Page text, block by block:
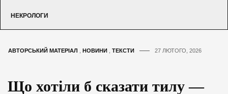
НЕКРОЛОГИ
АВТОРСЬКИЙ МАТЕРІАЛ НОВИНИ ТЕКСТИ 27 ЛЮТОГО, 2026
Що хотіли б сказати тилу —